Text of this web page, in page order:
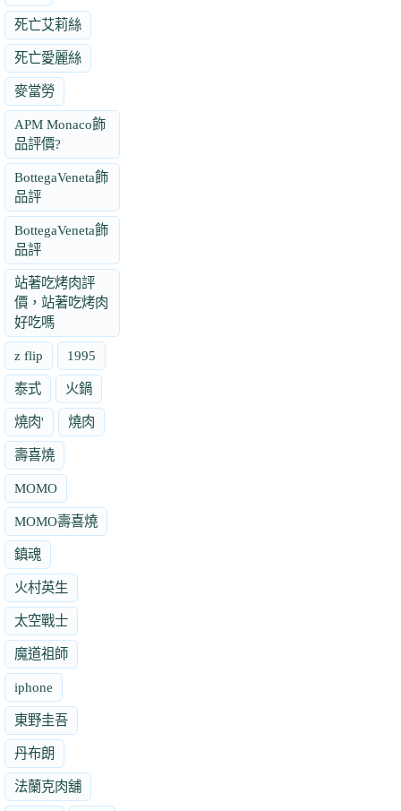
死亡艾莉絲
死亡愛麗絲
麥當勞
APM Monaco飾
品評價?
BottegaVeneta飾
品評
BottegaVeneta飾
品評
站著吃烤肉評
價，站著吃烤肉
好吃嗎
z flip 1995
泰式 火鍋
燒肉' 燒肉
壽喜燒
MOMO
MOMO壽喜燒
鎮魂
火村英生
太空戰士
魔道祖師
iphone
東野圭吾
丹布朗
法蘭克肉舖